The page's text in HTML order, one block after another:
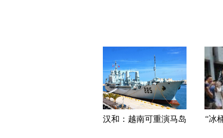
汉和：越南可重演马岛
“冰